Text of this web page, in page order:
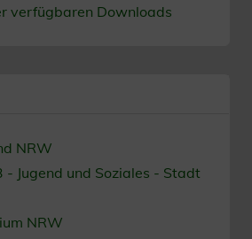
verfügbaren Downloads
NRW
- Jugend und Soziales - Stadt
NRW